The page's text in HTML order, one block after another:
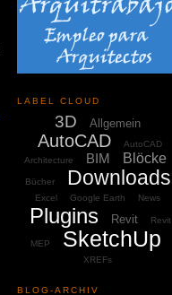
LABEL CLOUD
3D Allgemein
AutoCAD
AutoCAD
Architecture
BIM Blöcke
Bücher Downloads
Excel Google Earth News
Plugins Revit Revit
MEP SketchUp
XREFs
BLOG-ARCHIV